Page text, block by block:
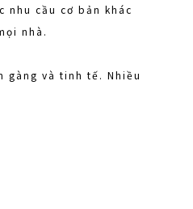
nhu cầu cơ bản khác
nhà.
gàng và tinh tế. Nhiều